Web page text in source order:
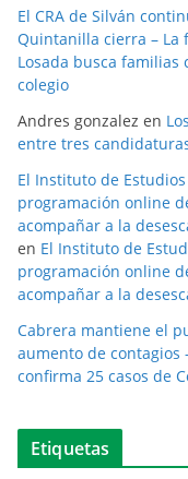
El CRA de Silván
Quintanilla cierra – La
Losada busca
colegio
Andres gonzalez en
entre tres
El Instituto de
programación online
acompañar a la
en El Instituto de
programación online
acompañar a la
Cabrera mantiene el
aumento de contagios
confirma 25 casos de
Etiquetas